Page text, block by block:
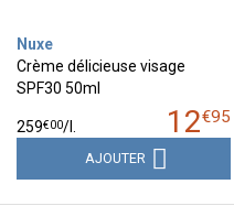
Nuxe
Crème délicieuse visage
SPF30 50ml
12€95
259€00/
AJOUTER